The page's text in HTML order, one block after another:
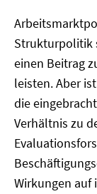
Strukturpolitik
einen Beitrag
leisten. Aber
die
Verhältnis zu
Wirkungen